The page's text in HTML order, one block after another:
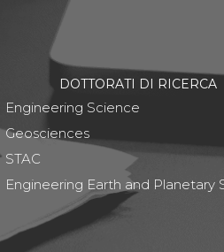
DOTTORATI DI RICERCA
Engineering Science
Geosciences
STAC
Engineering Earth and Planetary